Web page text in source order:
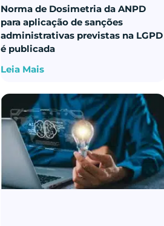
Norma de Dosimetria da ANPD
para aplicação de sanções
administrativas previstas na LGPD
é publicada
Leia Mais